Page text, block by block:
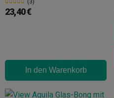
(3)
23,40 €
In den Warenkorb